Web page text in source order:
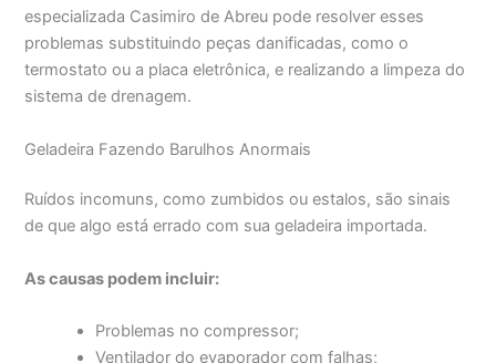
especializada Casimiro de Abreu pode resolver esses
problemas substituindo peças danificadas, como o
termostato ou a placa eletrônica, e realizando a limpeza do
sistema de drenagem.
Geladeira Fazendo Barulhos Anormais
Ruídos incomuns, como zumbidos ou estalos, são sinais
de que algo está errado com sua geladeira importada.
As causas podem incluir:
Problemas no compressor;
Ventilador do evaporador com falhas;